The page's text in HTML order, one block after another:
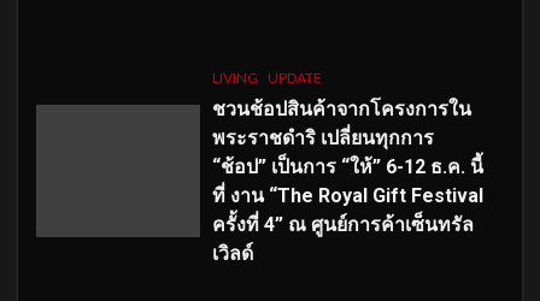
LIVING UPDATE
ชวนช้อปสินค้าจากโครงการใน
พระราชดำริ เปลี่ยนทุกการ
“ช้อป” เป็นการ “ให้” 6-12 ธ.ค. นี้
ที่ งาน “The Royal Gift Festival
ครั้งที่ 4” ณ ศูนย์การค้าเซ็นทรัล
เวิลด์